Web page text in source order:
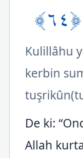
﴿٦٤﴾
Kulillâhu
kerbin
De ki:
Allah